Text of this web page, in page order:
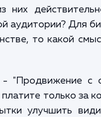
аудитории? Для
то какой
"Продвижение с
только за
улучшить